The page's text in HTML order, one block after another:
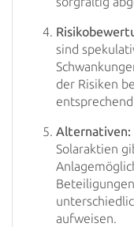
sind
der Risiken
Alternativen:
Solaraktien
aufweisen.